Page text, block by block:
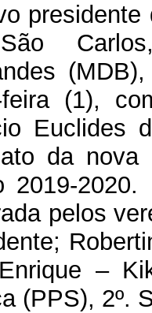
presidente
feira (1),
Euclides
da
2019-
pelos
–
(PPS), 2º.